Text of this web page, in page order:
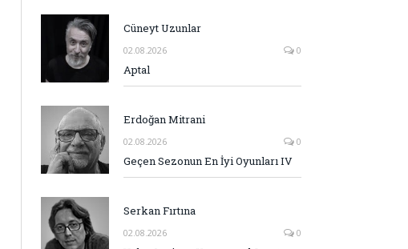
Cüneyt Uzunlar
02.08.2026 0
Aptal
Erdoğan Mitrani
02.08.2026 0
Geçen Sezonun En İyi Oyunları IV
Serkan Fırtına
02.08.2026 0